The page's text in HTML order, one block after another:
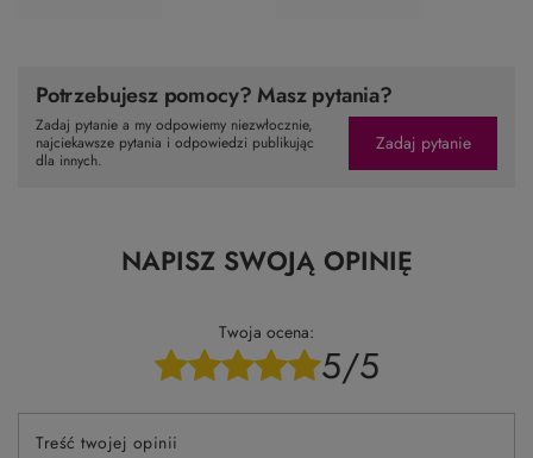
Potrzebujesz pomocy? Masz pytania?
Zadaj pytanie a my odpowiemy niezwłocznie,
najciekawsze pytania i odpowiedzi publikując
dla innych.
Zadaj pytanie
NAPISZ SWOJĄ OPINIĘ
Twoja ocena:
5/5
Treść twojej opinii